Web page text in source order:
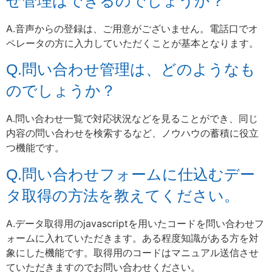
A.音声からの登録は、ご用意がございません。電話口でオ
ペレータの方に入力していただくことが基本となります。
Q.問い合わせ管理は、どのようなも
のでしょうか？
A.問い合わせ一覧で対応状況などを見ることができ、同じ
内容の問い合わせを検索するなど、ノウハウの蓄積に役立
つ機能です。
Q.問い合わせフォームに仕込むデー
タ取得の方法を教えてください。
A.データ取得用のjavascriptを用いたコードを問い合わせフ
ォームに入れていただきます。ある程度知識がある方を対
象にした機能です。取得用のコードはマニュアル送信させ
ていただきますのでお問い合わせください。